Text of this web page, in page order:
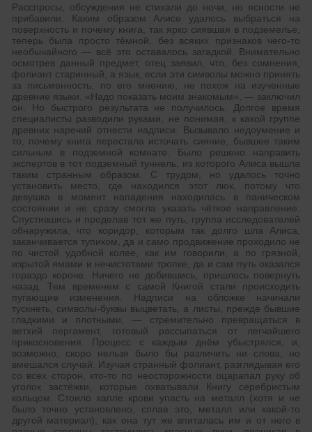
Расспросы, обсуждения не стихали до ночи, но ясности не
прибавили. Каким образом Алисе удалось выбраться на
поверхность и почему книга, так ярко сиявшая в подземелье,
теперь была просто тёмной, без всяких признаков чего-то
необычайного — всё это оставалось загадкой. Внимательно
осмотрев данный предмет, отец заявил, что, без сомнения,
фолиант старинный, а язык, если эти символы можно принять
за письменность, по его мнению, не похож на изученные
древние языки. «Надо показать моим знакомым», — заключил
он. Но быстрого результата не получилось. Долгое время
специалисты разводили руками, не понимая, к какой группе
древних наречий отнести надписи. Вызывало недоумение и
то, почему книга перестала источать сияние, бывшее таким
сильным в подземной комнате. Было решено направить
экспертов в тот подземный туннель, из которого Алиса вышла
таким странным образом. С трудом, но удалось точно
установить место, где находился этот люк, потому что
девушка в момент нападения находилась в паническом
состоянии и не сразу смогла указать чёткое направление.
Спустившись и проделав тот же путь, группа исследователей
обнаружила, что коридор, которым так долго шла Алиса,
заканчивается тупиком, да и само продвижение проходило не
по чистой удобной колее, как им говорили, а по грязной,
изрытой ямами и нечистотами тропке, да и сам путь оказался
гораздо короче. Ничего не добившись, пришлось повернуть
назад. Тем временем с самой Книгой стали происходить
пугающие изменения. Надписи на обложке начинали
тускнеть, символы-буквы выцветать, а листы, прежде бывшие
гладкими и плотными, — стремительно превращаться в
ветхий пергамент, готовый рассыпаться от легчайшего
прикосновения. Процесс с каждым днём убыстрялся, и,
возможно, скоро нельзя было бы различить ни слова, но
вмешался случай. Изучая странный фолиант, разглядывая его
со всех сторон, кто-то по неосторожности оцарапал руку об
уголок застёжки, которые охватывали Книгу серебристым
кольцом. Стоило капле крови упасть на металл (хотя и не
было точно установлено, сплав это, металл или какой-то
другой материал), как она тут же впиталась им и от него в